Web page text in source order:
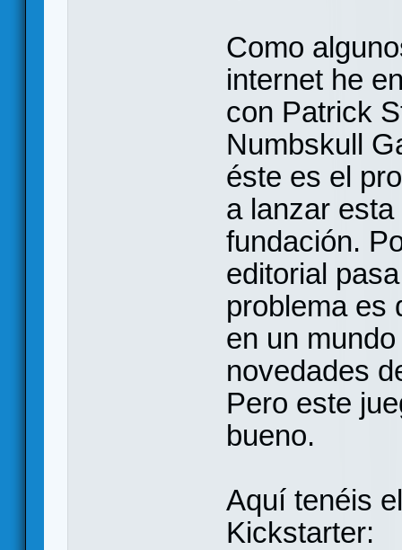
Como
internet he
con Patrick
Numbskull
éste es el
a lanzar
fundación.
editorial
problema es
en un
novedades
Pero este
bueno.
Aquí tenéis
Kickstarter: